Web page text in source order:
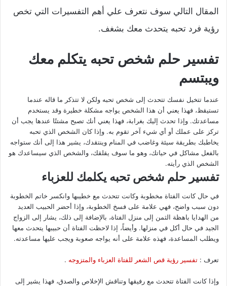
المقال التالي سوف نتعرف علي أهم التفسيرات التي تخص
رؤية فرد تحبه يتحدث معك بشغف.
تفسير حلم شخص تحبه يتكلم معك
ويبتسم
عندما تتخيل نفسك تتحدث إلى شخص تحبه ولكن لا تتذكر ما قاله عندما
تستيقظ، فهذا يعني أن هذا الشخص يواجه مشكلة خطيرة وقد يستخدم
مساعدتك. وإذا تحدث إليك بغرابة، فهذا يعني أنك تصبح مشتتًا عندها يجب أن
تركز على عملك أو أي شيء آخر تقوم به. وإذا كان الشخص الذي تحبه
يخاطبك بطريقة سيئة وغاضب في المنام وينتقدك، يشير هذا إلى أنك ستواجه
بالفعل مشاكل في حياتك، وهو ما سوف يقلقك، والشخص الذي سيساعدك هو
الشخص الذي رأيته.
تفسير حلم شخص تحبه يكلمك للعزباء
في حال كانت الفتاة مخطوبة وكانت تتحدث مع خطيبها وانكسر خاتم الخطوبة
دون سبب واضح، فهي علامة على فسخ الخطوبة، وإذا أحضر الحبيب العديد
من الهدايا باهظة الثمن إلى منزل الفتاة، بالإضافة إلى ذلك، يشار إلى الزواج
الجيد في حال أكل في منزلها. وأيضاً، إذا لاحظت الفتاة أن حبيبها يتحدث معها
ويطلب المساعدة، فهذه علامة على أنه يواجه صعوبة ويجب عليها مساعدته.
تعرف : تفسير رؤية قص الشعر للفتاة العزباء والمتزوجه .
وإذا كانت الفتاة تتحدث مع رفيقها وتناقش الإخلاص والصدق، فهذا يشير إلى